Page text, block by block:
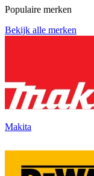
Populaire merken
Bekijk alle merken
Makita